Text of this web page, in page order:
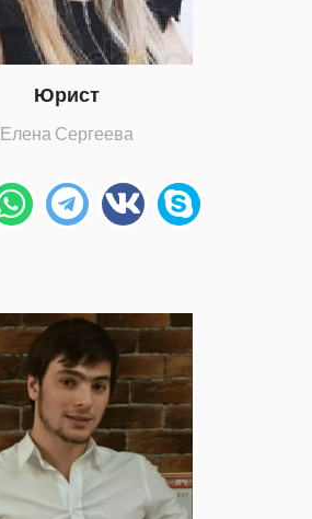
Юрист
Елена Сергеева